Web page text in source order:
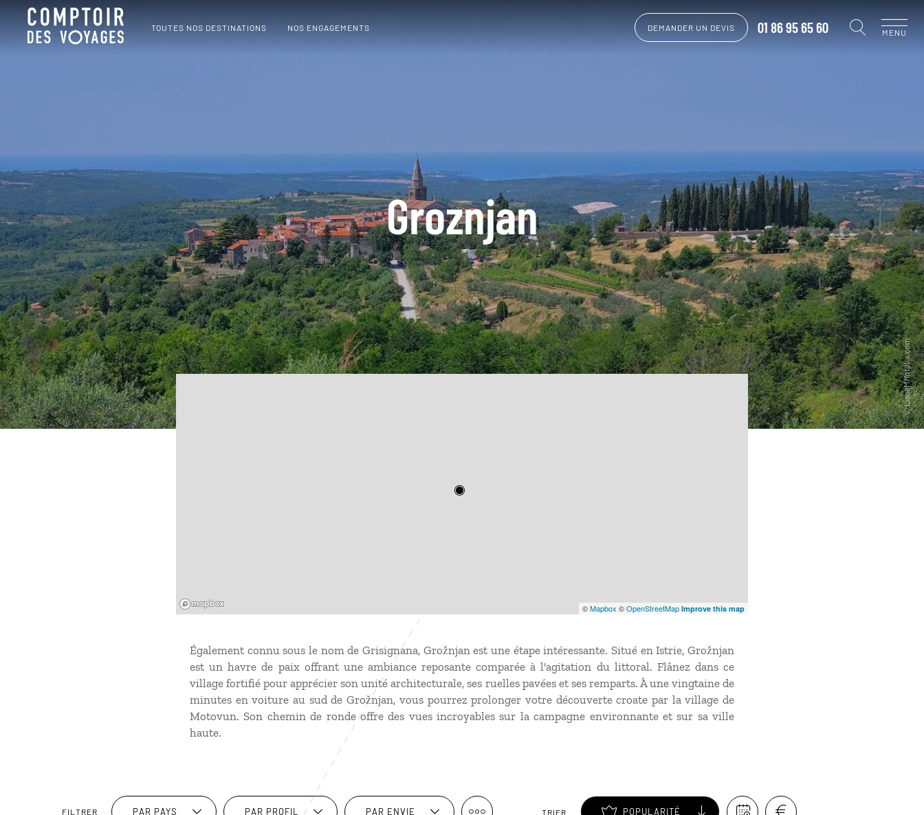
TOUTES NOS DESTINATIONS NOS ENGAGEMENTS DEMANDER UN DEVIS 01 86 95 65 60 MENU
Groznjan
©Mapbox ©OpenStreetMap Improve this map
Également connu sous le nom de Grisignana, Grožnjan est une étape intéressante. Situé en Istrie, Grožnjan
est un havre de paix offrant une ambiance reposante comparée à l'agitation du littoral. Flânez dans ce
village fortifié pour apprécier son unité architecturale, ses ruelles pavées et ses remparts. À une vingtaine de
minutes en voiture au sud de Grožnjan, vous pourrez prolonger votre découverte croate par la village de
Motovun. Son chemin de ronde offre des vues incroyables sur la campagne environnante et sur sa ville
haute.
FILTRER PAR PAYS PAR PROFIL PAR ENVIE TRIER POPULARITÉ